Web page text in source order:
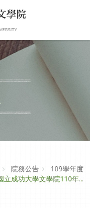
院務公告
109學年度
立成功大學文學院110年...